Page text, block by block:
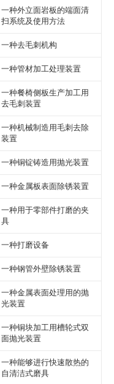
一种外立面岩板的端面清
扫系统及使用方法
一种去毛刺机构
一种管材加工处理装置
一种餐椅侧板生产加工用
去毛刺装置
一种机械制造用毛刺去除
装置
一种铜锭铸造用抛光装置
一种金属板表面除锈装置
一种用于零部件打磨的夹
具
一种打磨设备
一种钢管外壁除锈装置
一种金属表面处理用的抛
光装置
一种铜块加工用槽轮式双
面抛光装置
一种能够进行快速散热的
自清洁式磨具